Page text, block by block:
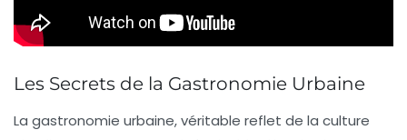
Les Secrets de la Gastronomie Urbaine
La gastronomie urbaine, véritable reflet de la culture